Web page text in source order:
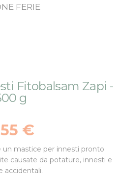
FERIE
Fitobalsam Zapi -
g
€
un mastice per innesti pronto
causate da potature, innesti e
accidentali.